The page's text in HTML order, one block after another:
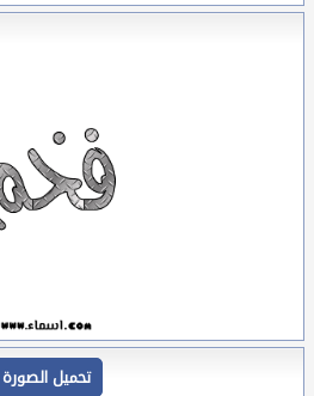
تحميل الصورة